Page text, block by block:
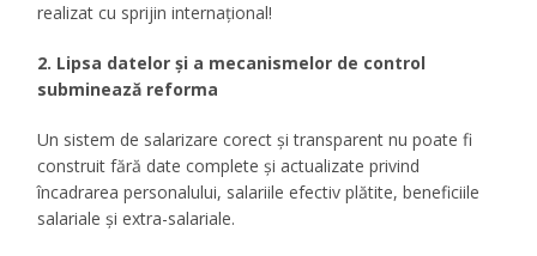
realizat cu sprijin internațional!
2. Lipsa datelor și a mecanismelor de control
subminează reforma
Un sistem de salarizare corect și transparent nu poate fi
construit fără date complete și actualizate privind
încadrarea personalului, salariile efectiv plătite, beneficiile
salariale și extra-salariale.